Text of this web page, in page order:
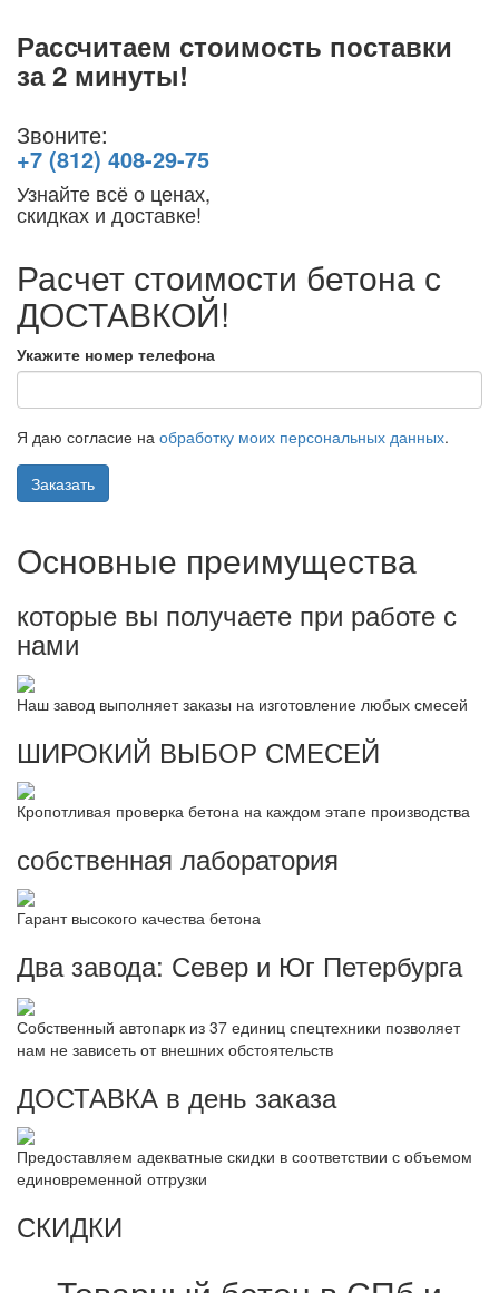
Рассчитаем стоимость поставки
за 2 минуты!
Звоните:
+7 (812) 408-29-75
Узнайте всё о ценах,
скидках и доставке!
Расчет стоимости бетона с
ДОСТАВКОЙ!
Укажите номер телефона
Я даю согласие на обработку моих персональных данных.
Заказать
Основные преимущества
которые вы получаете при работе с
нами
Наш завод выполняет заказы на изготовление любых смесей
ШИРОКИЙ ВЫБОР СМЕСЕЙ
Кропотливая проверка бетона на каждом этапе производства
собственная лаборатория
Гарант высокого качества бетона
Два завода: Север и Юг Петербурга
Собственный автопарк из 37 единиц спецтехники позволяет
нам не зависеть от внешних обстоятельств
ДОСТАВКА в день заказа
Предоставляем адекватные скидки в соответствии с объемом
единовременной отгрузки
СКИДКИ